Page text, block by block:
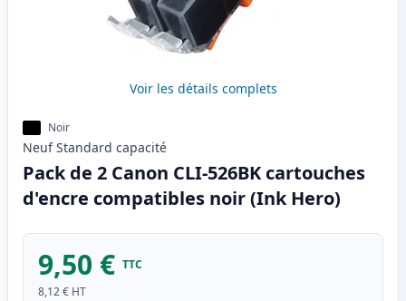
Voir les détails complets
Noir
Neuf Standard capacité
Pack de 2 Canon CLI-526BK cartouches
d'encre compatibles noir (Ink Hero)
9,50 € TTC
8,12 € HT